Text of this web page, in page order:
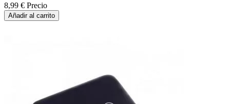
8,99 € Precio
Añadir al carrito